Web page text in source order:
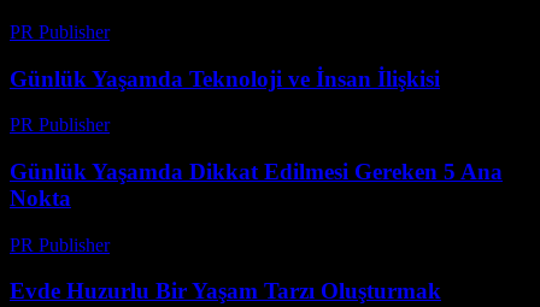
PR Publisher-
Günlük Yaşamda Teknoloji ve İnsan İlişkisi
PR Publisher-
Günlük Yaşamda Dikkat Edilmesi Gereken 5 Ana
Nokta
PR Publisher-
Evde Huzurlu Bir Yaşam Tarzı Oluşturmak